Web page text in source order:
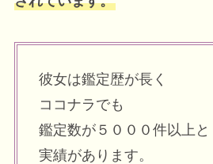
彼女は鑑定歴が長く
ココナラでも
鑑定数が５０００件以上と
実績があります。